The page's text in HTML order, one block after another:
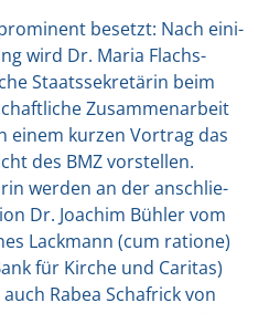
besetzt: Nach eini­
wird Dr. Maria Flachs­
Staats­se­kre­tä­rin beim
Zusam­men­ar­beit
einem kur­zen Vor­trag das
des BMZ vor­stel­len.
wer­den an der anschlie­
Dr. Joa­chim Büh­ler vom
Lack­mann (cum ratio­ne)
für Kir­che und Cari­tas)
Rabea Schaf­rick von